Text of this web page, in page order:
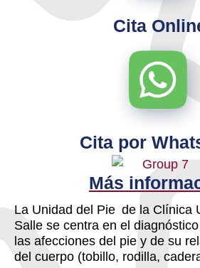
Cita
Cita por
Más
La Unidad del Pie de la Clínica
Salle se centra en el
las afecciones del pie y de su
del cuerpo (tobillo, rodilla,